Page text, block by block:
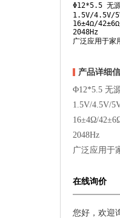
Φ12*5.5 无
1.5V/4.5V/
16±4Ω/
2048Hz
广泛应用于家
产品详细
Φ12*5.5 无
1.5V/4.5V/
16±4Ω/
2048Hz
广泛应用于
在线询价
您好，欢迎